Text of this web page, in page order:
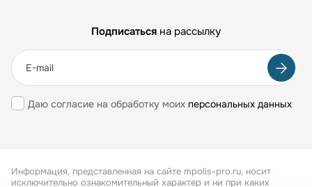
Подписаться на рассылку
Даю согласие на обработку моих персональных данных
Информация, представленная на сайте mpolis-pro.ru, носит
исключительно ознакомительный характер и ни при каких